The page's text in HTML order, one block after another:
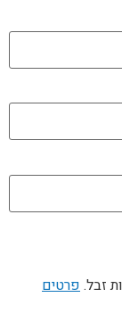
פרטים